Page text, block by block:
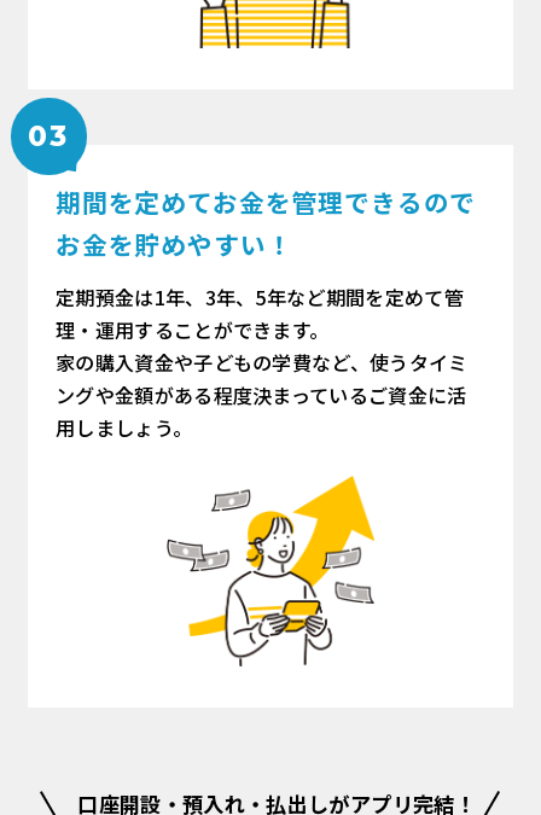
03
期間を定めてお金を管理できるので
お金を貯めやすい！
定期預金は1年、3年、5年など期間を定めて管
理・運用することができます。
家の購入資金や子どもの学費など、使うタイミ
ングや金額がある程度決まっているご資金に活
用しましょう。
口座開設・預入れ・払出しがアプリ完結！